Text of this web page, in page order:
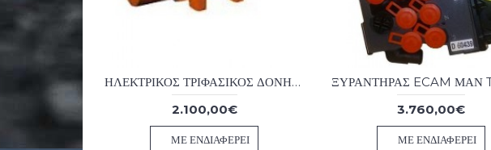
ΗΛΕΚΤΡΙΚΟΣ ΤΡΙΦΑΣΙΚΟΣ ΔΟΝΗΤΗΣ ITALVIBRAS 10/3810-S02 230/460V 60Hz 3PH
2.100,00€
ΜΕ ΕΝΔΙΑΦΈΡΕΙ
3.760,00€
ΜΕ ΕΝΔΙΑΦΈΡΕΙ